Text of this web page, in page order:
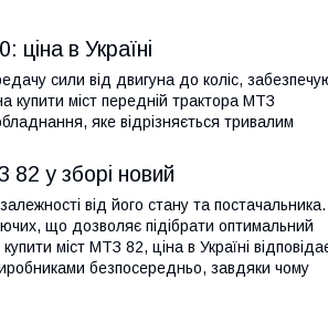
ціна в Україні
сили від двигуна до коліс,
купити міст передній трактора МТЗ
яке відрізняється тривалим
82 у зборі новий
від його стану та
що дозволяє підібрати оптимальний
міст МТЗ 82, ціна в Україні
безпосередньо, завдяки чому